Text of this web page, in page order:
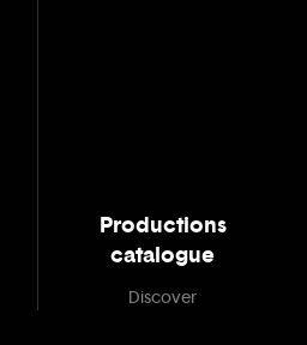
Productions
catalogue
Discover